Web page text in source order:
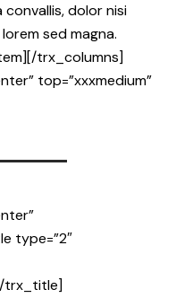
dolor nisi
sed magna.
trx_columns]
top=”xxxmedium”
type=”2″
trx_title]